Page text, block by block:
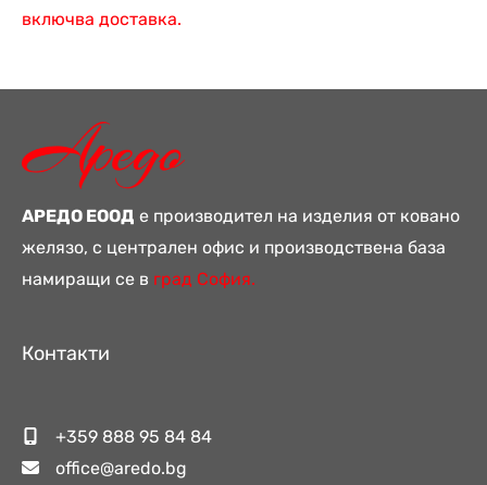
включва доставка.
АРЕДО ЕООД е производител на изделия от ковано
желязо, с централен офис и производствена база
намиращи се в град София.
Контакти
+359 888 95 84 84
office@aredo.bg